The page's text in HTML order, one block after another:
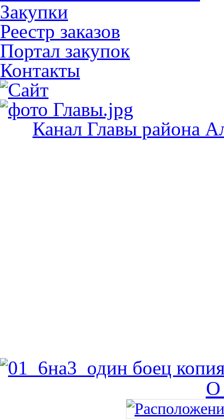
Закупки
Реестр заказов
Портал закупок
Контакты
Канал Главы района
О